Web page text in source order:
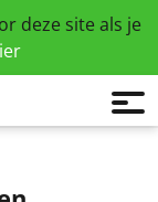
deze site als je